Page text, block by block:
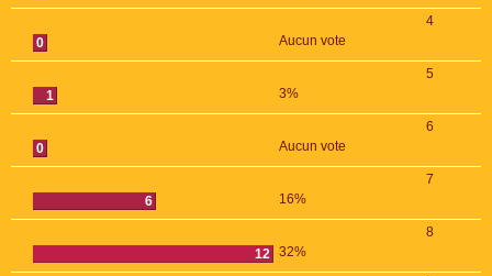
4
0
Aucun vote
5
1
3%
6
0
Aucun vote
7
6
16%
8
12 32%